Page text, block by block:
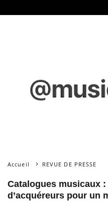
Accueil REVUE DE PRESSE
Catalogues musicaux
d’acquéreurs pour un